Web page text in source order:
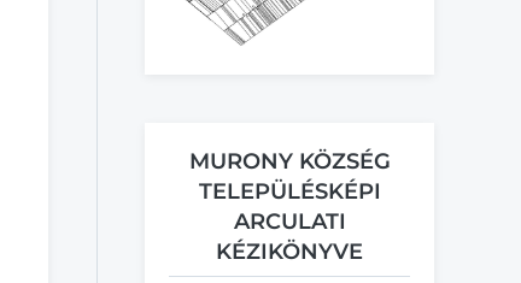
MURONY KÖZSÉG
TELEPÜLÉSKÉPI
ARCULATI
KÉZIKÖNYVE